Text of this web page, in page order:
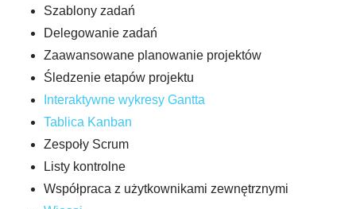
Szablony zadań
Delegowanie zadań
Zaawansowane planowanie projektów
Śledzenie etapów projektu
Interaktywne wykresy Gantta
Tablica Kanban
Zespoły Scrum
Listy kontrolne
Współpraca z użytkownikami zewnętrznymi